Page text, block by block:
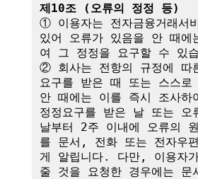
제10조 (오류의 정정 등)
① 이용자는 전자금융거래서
있어 오류가 있음을 안 때에
여 그 정정을 요구할 수 있
② 회사는 전항의 규정에 따
요구를 받은 때 또는 스스로
안 때에는 이를 즉시 조사하
정정요구를 받은 날 또는 오
날부터 2주 이내에 오류의
를 문서, 전화 또는 전자우
게 알립니다. 다만, 이용자
줄 것을 요청한 경우에는 문